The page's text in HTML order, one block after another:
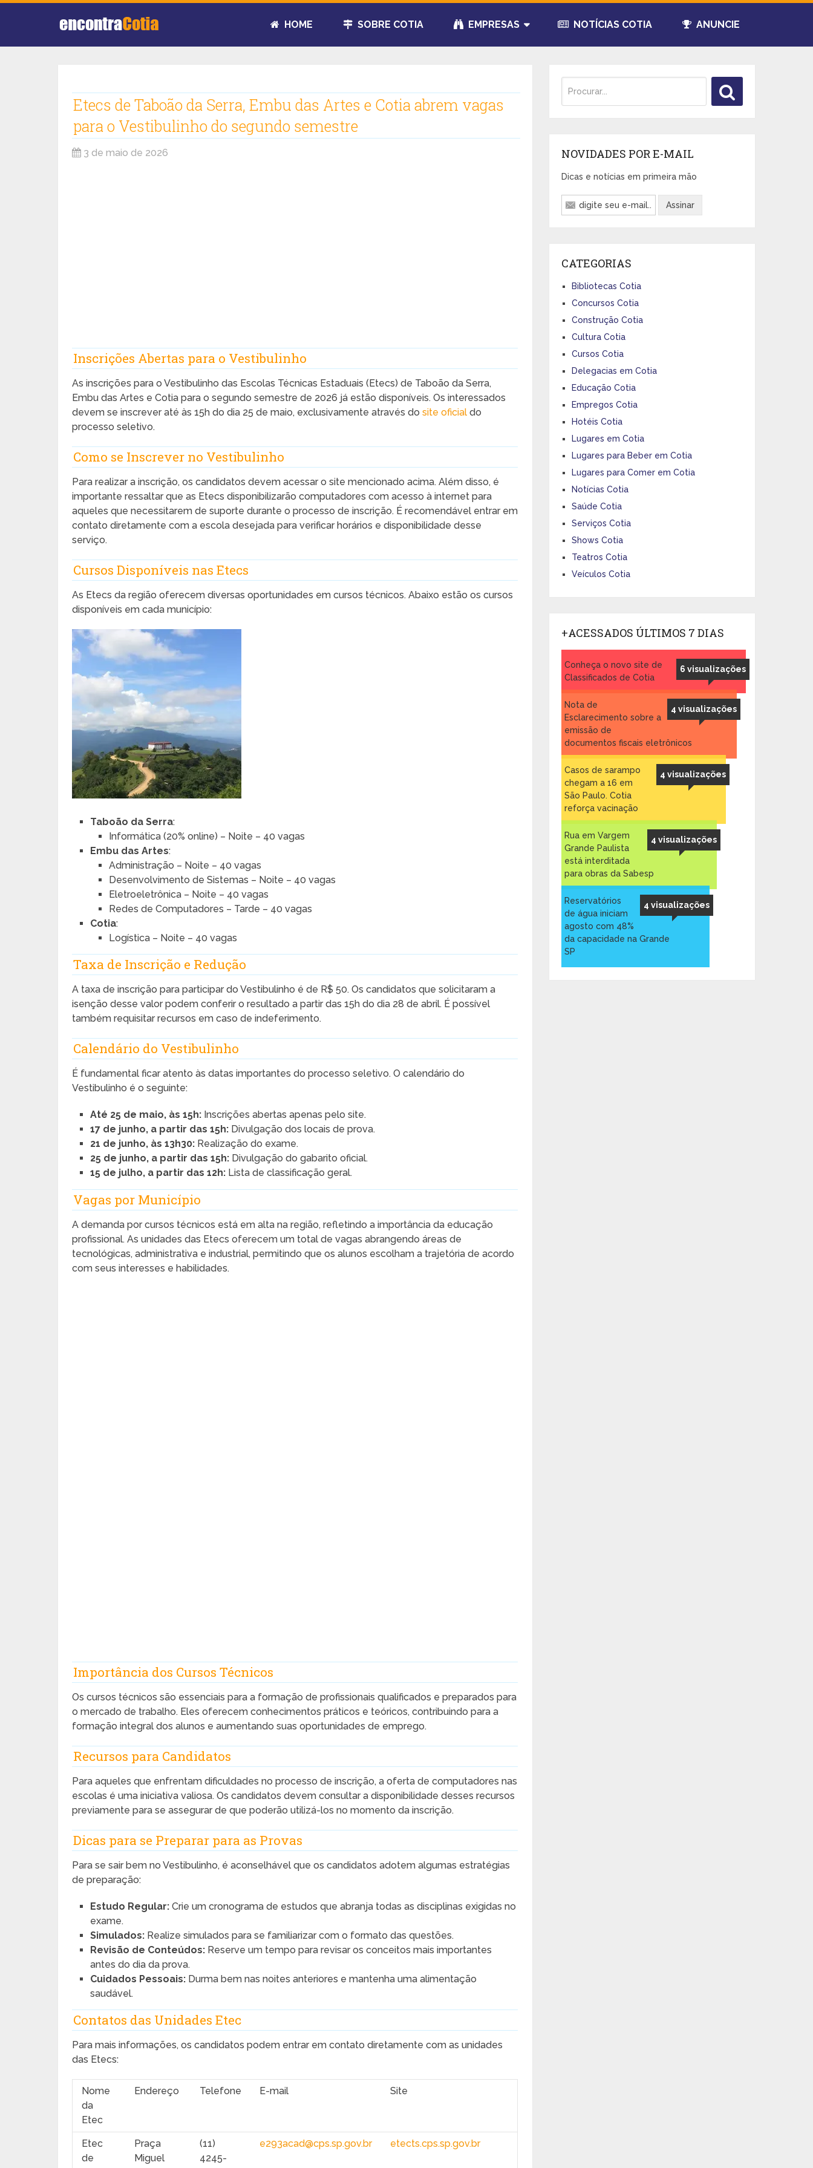
HOME SOBRE COTIA EMPRESAS NOTÍCIAS COTIA ANUNCIE
Etecs de Taboão da Serra, Embu das Artes e Cotia abrem vagas
para o Vestibulinho do segundo semestre
3 de maio de 2026
Inscrições Abertas para o Vestibulinho
As inscrições para o Vestibulinho das Escolas Técnicas Estaduais (Etecs) de Taboão da Serra,
Embu das Artes e Cotia para o segundo semestre de 2026 já estão disponíveis. Os interessados
devem se inscrever até às 15h do dia 25 de maio, exclusivamente através dosite oficial do
processo seletivo.
Como se Inscrever no Vestibulinho
Para realizar a inscrição, os candidatos devem acessar o site mencionado acima. Além disso, é
importante ressaltar que as Etecs disponibilizarão computadores com acesso à internet para
aqueles que necessitarem de suporte durante o processo de inscrição. É recomendável entrar em
contato diretamente com a escola desejada para verificar horários e disponibilidade desse
serviço.
Cursos Disponíveis nas Etecs
As Etecs da região oferecem diversas oportunidades em cursos técnicos. Abaixo estão os cursos
disponíveis em cada município:
Taboão da Serra:
Informática (20% online) – Noite – 40 vagas
Embu das Artes:
Administração – Noite – 40 vagas
Desenvolvimento de Sistemas – Noite – 40 vagas
Eletroeletrônica – Noite – 40 vagas
Redes de Computadores – Tarde – 40 vagas
Cotia:
Logística – Noite – 40 vagas
Taxa de Inscrição e Redução
A taxa de inscrição para participar do Vestibulinho é de R$ 50. Os candidatos que solicitaram a
isenção desse valor podem conferir o resultado a partir das 15h do dia 28 de abril. É possível
também requisitar recursos em caso de indeferimento.
Calendário do Vestibulinho
É fundamental ficar atento às datas importantes do processo seletivo. O calendário do
Vestibulinho é o seguinte:
Até 25 de maio, às 15h: Inscrições abertas apenas pelo site.
17 de junho, a partir das 15h: Divulgação dos locais de prova.
21 de junho, às 13h30: Realização do exame.
25 de junho, a partir das 15h: Divulgação do gabarito oficial.
15 de julho, a partir das 12h: Lista de classificação geral.
Vagas por Município
A demanda por cursos técnicos está em alta na região, refletindo a importância da educação
profissional. As unidades das Etecs oferecem um total de vagas abrangendo áreas de
tecnológicas, administrativa e industrial, permitindo que os alunos escolham a trajetória de acordo
com seus interesses e habilidades.
Importância dos Cursos Técnicos
Os cursos técnicos são essenciais para a formação de profissionais qualificados e preparados para
o mercado de trabalho. Eles oferecem conhecimentos práticos e teóricos, contribuindo para a
formação integral dos alunos e aumentando suas oportunidades de emprego.
Recursos para Candidatos
Para aqueles que enfrentam dificuldades no processo de inscrição, a oferta de computadores nas
escolas é uma iniciativa valiosa. Os candidatos devem consultar a disponibilidade desses recursos
previamente para se assegurar de que poderão utilizá-los no momento da inscrição.
Dicas para se Preparar para as Provas
Para se sair bem no Vestibulinho, é aconselhável que os candidatos adotem algumas estratégias
de preparação:
Estudo Regular: Crie um cronograma de estudos que abranja todas as disciplinas exigidas no
exame.
Simulados: Realize simulados para se familiarizar com o formato das questões.
Revisão de Conteúdos: Reserve um tempo para revisar os conceitos mais importantes
antes do dia da prova.
Cuidados Pessoais: Durma bem nas noites anteriores e mantenha uma alimentação
saudável.
Contatos das Unidades Etec
Para mais informações, os candidatos podem entrar em contato diretamente com as unidades
das Etecs:
Nome
da
Etec
Endereço Telefone E-mail Site
Etec
de
Praça
Miguel
(11)
4245-
e293acad@cps.sp.gov.br etects.cps.sp.gov.br
NOVIDADES POR E-MAIL
Dicas e notícias em primeira mão
CATEGORIAS
Bibliotecas Cotia
Concursos Cotia
Construção Cotia
Cultura Cotia
Cursos Cotia
Delegacias em Cotia
Educação Cotia
Empregos Cotia
Hotéis Cotia
Lugares em Cotia
Lugares para Beber em Cotia
Lugares para Comer em Cotia
Notícias Cotia
Saúde Cotia
Serviços Cotia
Shows Cotia
Teatros Cotia
Veículos Cotia
+ACESSADOS ÚLTIMOS 7 DIAS
6 visualizações
Conheça o novo site de
Classificados de Cotia
4 visualizações
Nota de
Esclarecimento sobre a
emissão de
documentos fiscais eletrônicos
4 visualizações
Casos de sarampo
chegam a 16 em
São Paulo. Cotia
reforça vacinação
4 visualizações
Rua em Vargem
Grande Paulista
está interditada
para obras da Sabesp
4 visualizações
Reservatórios
de água iniciam
agosto com 48%
da capacidade na Grande
SP